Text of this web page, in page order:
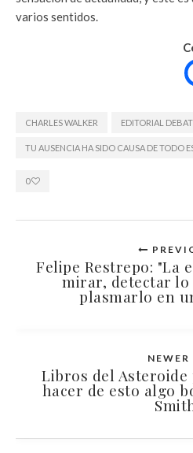
varios sentidos.
CHARLES WALKER EDITORIAL
TU AUSENCIA HA SIDO CAUSA DE TODO
0
Felipe Restrepo: "La
mirar, detectar
plasmarlo en
NEWER
Libros del Asteroide
hacer de esto algo